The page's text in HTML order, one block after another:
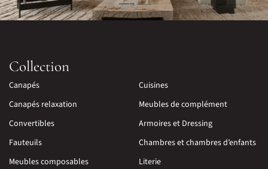
Collection
Canapés
Canapés relaxation
Convertibles
Fauteuils
Meubles composables
Cuisines
Meubles de complément
Armoires et Dressing
Chambres et chambres d’enfants
Literie